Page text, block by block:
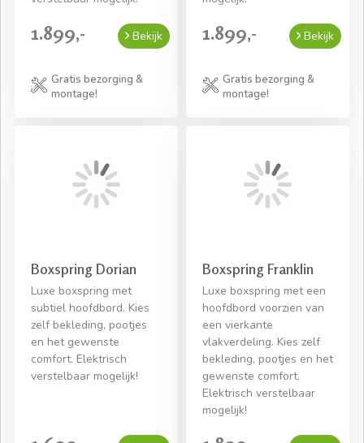
1.899,- Bekijk
Gratis bezorging &
montage!
1.899,- Bekijk
Gratis bezorging &
montage!
Boxspring Dorian
Luxe boxspring met
subtiel hoofdbord. Kies
zelf bekleding, pootjes
en het gewenste
comfort. Elektrisch
verstelbaar mogelijk!
Boxspring Franklin
Luxe boxspring met een
hoofdbord voorzien van
een vierkante
vlakverdeling. Kies zelf
bekleding, pootjes en het
gewenste comfort.
Elektrisch verstelbaar
mogelijk!